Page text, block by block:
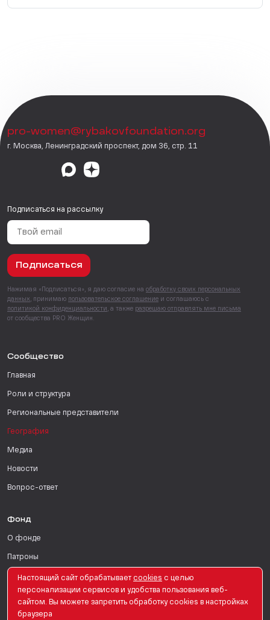
pro-women@rybakovfoundation.org
г. Москва, Ленинградский проспект, дом 36, стр. 11
Подписаться на рассылку
Подписаться
Нажимая «Подписаться», я даю согласие на обработку своих персональных
данных , принимаю пользовательское соглашение и соглашаюсь с
политикой конфиденциальности , а также разрешаю отправлять мне письма
от сообщества PRO Женщин.
Сообщество
Главная
Роли и структура
Региональные представители
География
Медиа
Новости
Вопрос-ответ
Фонд
О фонде
Патроны
Поддержать
Для СМИ
Настоящий сайт обрабатывает сookies с целью
персонализации сервисов и удобства пользования веб-
сайтом. Вы можете запретить обработку сookies в настройках
браузера